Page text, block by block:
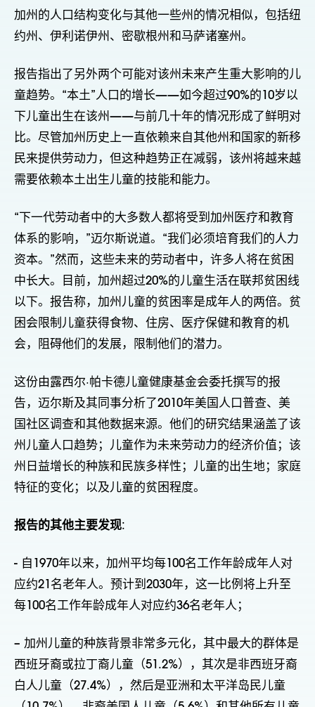
加州的人口结构变化与其他一些州的情况相似，包括纽
约州、伊利诺伊州、密歇根州和马萨诸塞州。
报告指出了另外两个可能对该州未来产生重大影响的儿
童趋势。“本土”人口的增长——如今超过90%的10岁以
下儿童出生在该州——与前几十年的情况形成了鲜明对
比。尽管加州历史上一直依赖来自其他州和国家的新移
民来提供劳动力，但这种趋势正在减弱，该州将越来越
需要依赖本土出生儿童的技能和能力。
“下一代劳动者中的大多数人都将受到加州医疗和教育
体系的影响，”迈尔斯说道。“我们必须培育我们的人力
资本。”然而，这些未来的劳动者中，许多人将在贫困
中长大。目前，加州超过20%的儿童生活在联邦贫困线
以下。报告称，加州儿童的贫困率是成年人的两倍。贫
困会限制儿童获得食物、住房、医疗保健和教育的机
会，阻碍他们的发展，限制他们的潜力。
这份由露西尔·帕卡德儿童健康基金会委托撰写的报
告，迈尔斯及其同事分析了2010年美国人口普查、美
国社区调查和其他数据来源。他们的研究结果涵盖了该
州儿童人口趋势；儿童作为未来劳动力的经济价值；该
州日益增长的种族和民族多样性；儿童的出生地；家庭
特征的变化；以及儿童的贫困程度。
报告的其他主要发现:
- 自1970年以来，加州平均每100名工作年龄成年人对
应约21名老年人。预计到2030年，这一比例将上升至
每100名工作年龄成年人对应约36名老年人；
– 加州儿童的种族背景非常多元化，其中最大的群体是
西班牙裔或拉丁裔儿童（51.2%），其次是非西班牙裔
白人儿童（27.4%），然后是亚洲和太平洋岛民儿童